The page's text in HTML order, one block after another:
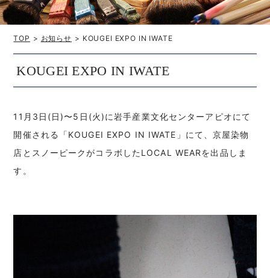
TOP > お知らせ > KOUGEI EXPO IN IWATE
KOUGEI EXPO IN IWATE
11月3日(日)〜5日(火)に岩手産業文化センターアピオにて
開催される「KOUGEI EXPO IN IWATE」にて、京屋染物
店とスノーピークがコラボしたLOCAL WEARを出品しま
す。